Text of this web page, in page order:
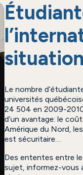
Le nombre
universités
24 504 en 2009-
d’un avantage: le
Amérique du Nord,
est sécuritaire…
Des ententes entre
sujet, informez-vous